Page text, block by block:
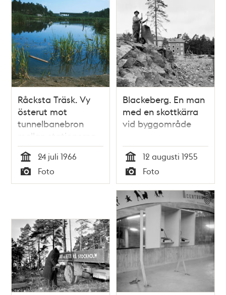
"Blackemässan"
Råcksta Träsk. Vy
österut mot
tunnelbanebron
mellan stationerna
Råcksta och
Blackeberg
Tid
24 juli 1966
Typ
Foto
Blackeberg. En man
med en skottkärra
vid byggområde
Tid
12 augusti 1955
Typ
Foto